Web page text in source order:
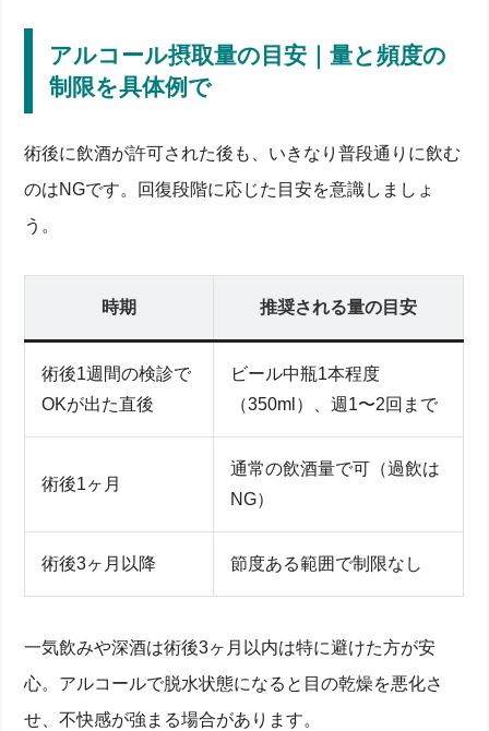
アルコール摂取量の目安｜量と頻度の
制限を具体例で
術後に飲酒が許可された後も、いきなり普段通りに飲む
のはNGです。回復段階に応じた目安を意識しましょ
う。
時期 推奨される量の目安
術後1週間の検診で
OKが出た直後
ビール中瓶1本程度
（350ml）、週1〜2回まで
術後1ヶ月
通常の飲酒量で可（過飲は
NG）
術後3ヶ月以降 節度ある範囲で制限なし
一気飲みや深酒は術後3ヶ月以内は特に避けた方が安
心。アルコールで脱水状態になると目の乾燥を悪化さ
せ、不快感が強まる場合があります。